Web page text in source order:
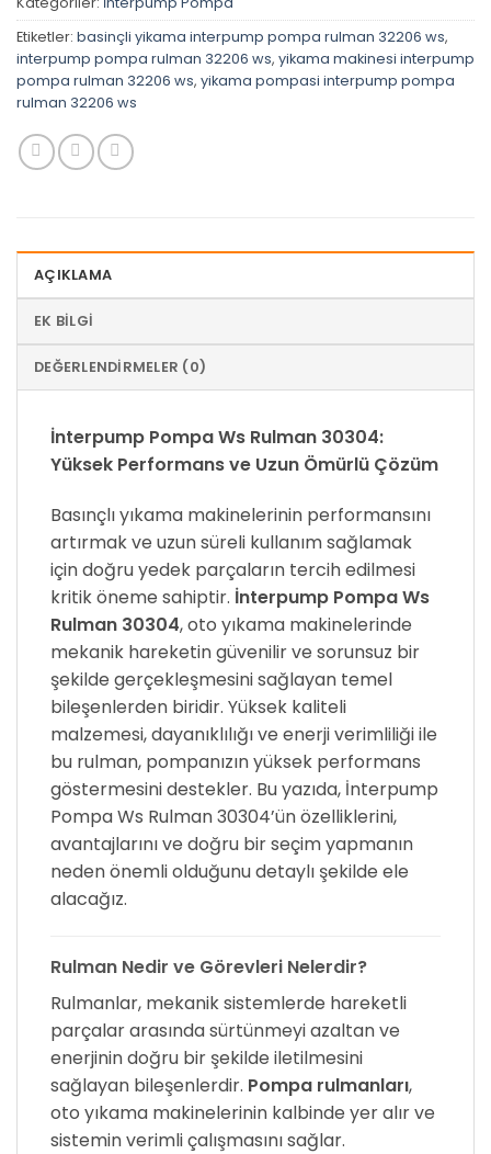
Etiketler: basinçli yikama interpump pompa rulman 32206 ws,
interpump pompa rulman 32206 ws, yikama makinesi interpump
pompa rulman 32206 ws, yikama pompasi interpump pompa
rulman 32206 ws
AÇIKLAMA
EK BILGI
DEĞERLENDIRMELER (0)
İnterpump Pompa Ws Rulman 30304:
Yüksek Performans ve Uzun Ömürlü Çözüm
Basınçlı yıkama makinelerinin performansını
artırmak ve uzun süreli kullanım sağlamak
için doğru yedek parçaların tercih edilmesi
kritik öneme sahiptir. İnterpump Pompa Ws
Rulman 30304, oto yıkama makinelerinde
mekanik hareketin güvenilir ve sorunsuz bir
şekilde gerçekleşmesini sağlayan temel
bileşenlerden biridir. Yüksek kaliteli
malzemesi, dayanıklılığı ve enerji verimliliği ile
bu rulman, pompanızın yüksek performans
göstermesini destekler. Bu yazıda, İnterpump
Pompa Ws Rulman 30304’ün özelliklerini,
avantajlarını ve doğru bir seçim yapmanın
neden önemli olduğunu detaylı şekilde ele
alacağız.
Rulman Nedir ve Görevleri Nelerdir?
Rulmanlar, mekanik sistemlerde hareketli
parçalar arasında sürtünmeyi azaltan ve
enerjinin doğru bir şekilde iletilmesini
sağlayan bileşenlerdir. Pompa rulmanları,
oto yıkama makinelerinin kalbinde yer alır ve
sistemin verimli çalışmasını sağlar.